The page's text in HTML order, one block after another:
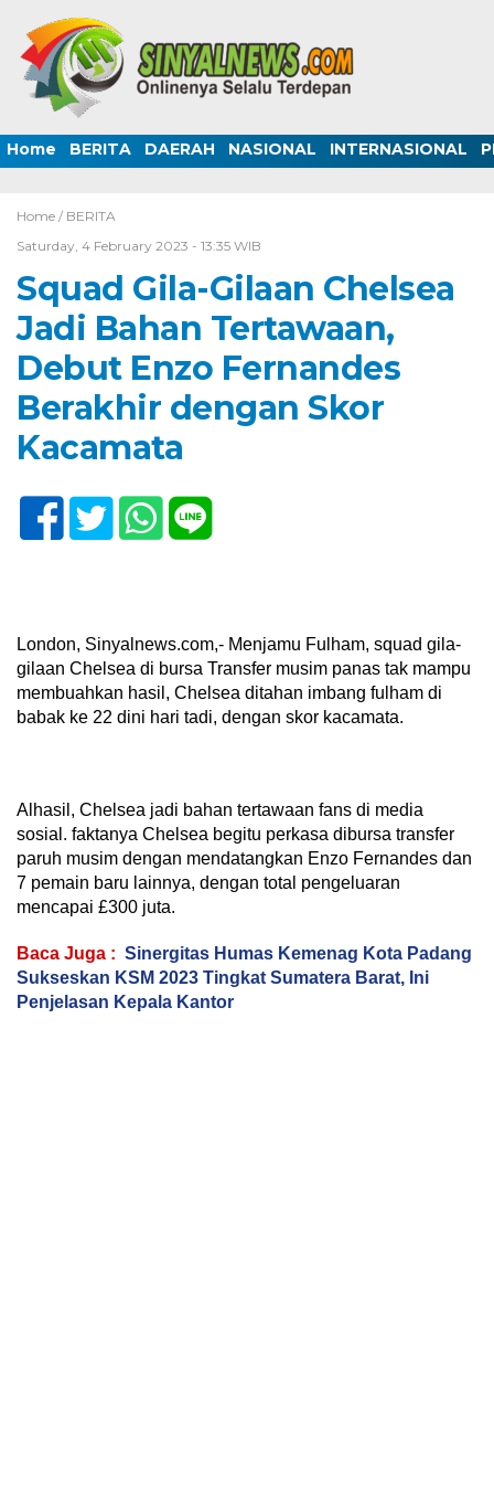
Home BERITA DAERAH NASIONAL INTERNASIONAL
Home / BERITA
Saturday, 4 February 2023 - 13:35 WIB
Squad Gila-Gilaan Chelsea
Jadi Bahan Tertawaan,
Debut Enzo Fernandes
Berakhir dengan Skor
Kacamata
London, Sinyalnews.com,- Menjamu Fulham, squad gila-
gilaan Chelsea di bursa Transfer musim panas tak mampu
membuahkan hasil, Chelsea ditahan imbang fulham di
babak ke 22 dini hari tadi, dengan skor kacamata.
Alhasil, Chelsea jadi bahan tertawaan fans di media
sosial. faktanya Chelsea begitu perkasa dibursa transfer
paruh musim dengan mendatangkan Enzo Fernandes dan
7 pemain baru lainnya, dengan total pengeluaran
mencapai £300 juta.
Baca Juga : Sinergitas Humas Kemenag Kota Padang
Sukseskan KSM 2023 Tingkat Sumatera Barat, Ini
Penjelasan Kepala Kantor